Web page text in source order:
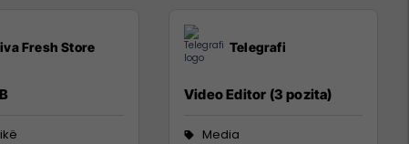
Fresh Store Telegrafi
Video Editor (3 pozita)
Media